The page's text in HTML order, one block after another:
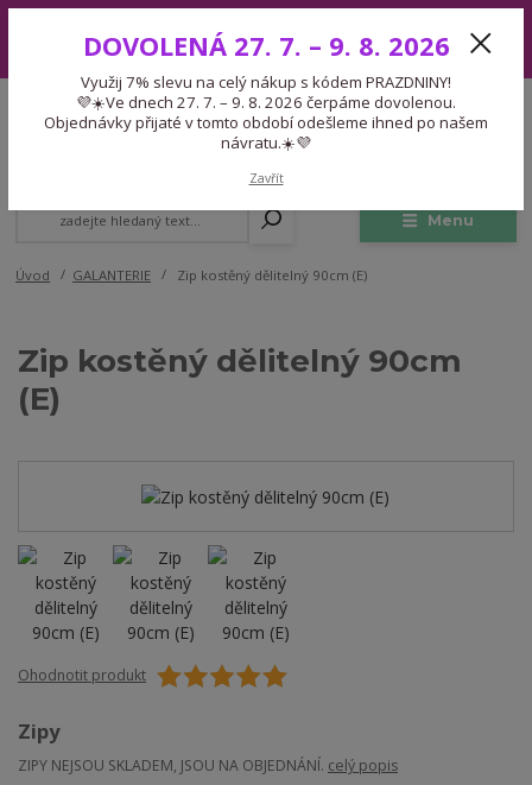
7. – 9. 8. 2026 čerpáme dovolenou. Objednávky přijaté v tomto období
odešleme ihned po našem návratu.☀️💜
Menu
CZK
Expedice 775 866 913
Po-Čt 9-15:30 Pá 9-14:30 Pauza 13-13:45
Úvod GALANTERIE Zip kostěný dělitelný 90cm (E)
Zip kostěný dělitelný 90cm
(E)
Ohodnotit produkt
Zipy
ZIPY NEJSOU SKLADEM, JSOU NA OBJEDNÁNÍ. celý popis
DOVOLENÁ 27. 7. – 9. 8. 2026
Využij 7% slevu na celý nákup s kódem PRAZDNINY!
💜☀️Ve dnech 27. 7. – 9. 8. 2026 čerpáme dovolenou.
Objednávky přijaté v tomto období odešleme ihned po našem
návratu.☀️💜
Zavřít